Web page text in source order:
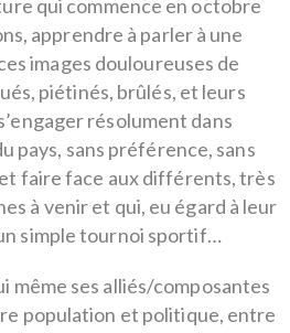
qui commence en octobre
apprendre à parler à une
images douloureuses de
piétinés, brûlés, et leurs
résolument dans
pays, sans préférence, sans
faire face aux différents, très
à venir et qui, eu égard à leur
simple tournoi sportif…
même ses alliés/composantes
population et politique, entre